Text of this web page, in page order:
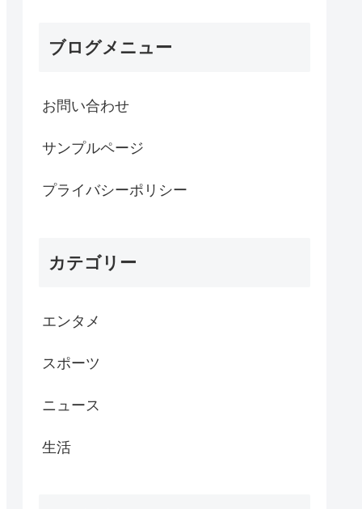
ブログメニュー
お問い合わせ
サンプルページ
プライバシーポリシー
カテゴリー
エンタメ
スポーツ
ニュース
生活